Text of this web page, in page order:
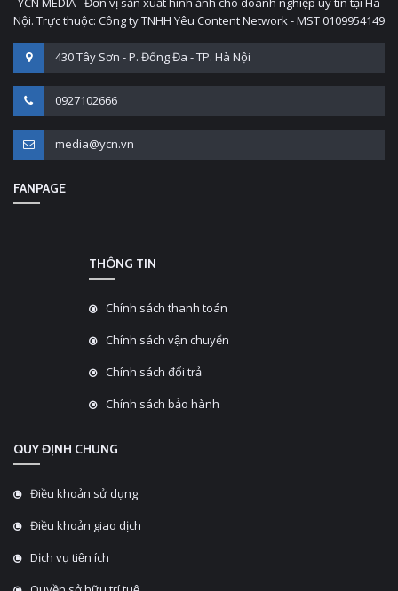
Nội. Trực thuộc: Công ty TNHH Yêu Content Network - MST 0109954149
430 Tây Sơn - P. Đống Đa - TP. Hà Nội
0927102666
media@ycn.vn
FANPAGE
THÔNG TIN
Chính sách thanh toán
Chính sách vận chuyển
Chính sách đổi trả
Chính sách bảo hành
QUY ĐỊNH CHUNG
Điều khoản sử dụng
Điều khoản giao dịch
Dịch vụ tiện ích